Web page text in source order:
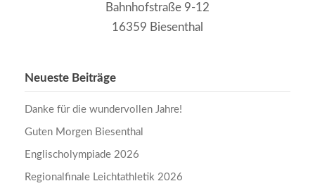
Bahnhofstraße 9-12
16359 Biesenthal
Neueste Beiträge
Danke für die wundervollen Jahre!
Guten Morgen Biesenthal
Englischolympiade 2026
Regionalfinale Leichtathletik 2026